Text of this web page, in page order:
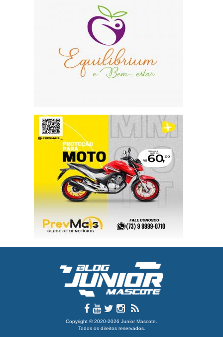
Copyright © 2020-2026 Junior Mascote
Todos os direitos reservados.